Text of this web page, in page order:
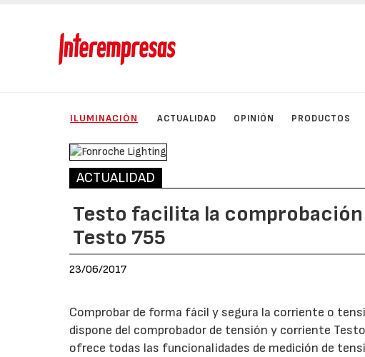
ILUMINACIÓN ACTUALIDAD OPINIÓN PRODUCTOS
ACTUALIDAD
Testo facilita la
Testo 755
23/06/2017
Comprobar de forma fácil y segura la corriente o
dispone del comprobador de tensión y corriente
ofrece todas las funcionalidades de medición de